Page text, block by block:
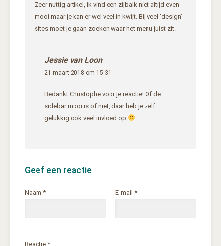
Zeer nuttig artikel, ik vind een zijbalk niet altijd even
mooi maar je kan er wel veel in kwijt. Bij veel ‘design’
sites moet je gaan zoeken waar het menu juist zit.
Jessie van Loon
21 maart 2018 om 15:31
Bedankt Christophe voor je reactie! Of de
sidebar mooi is of niet, daar heb je zelf
gelukkig ook veel invloed op
Geef een reactie
Naam * E-mail *
Reactie *